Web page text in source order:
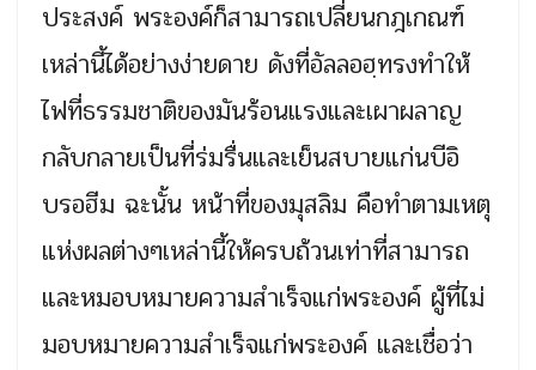
ประสงค์ พระองค์ก็สามารถเปลี่ยนกฎเกณฑ์
เหล่านี้ได้อย่างง่ายดาย ดังที่อัลลอฮฺทรงทำให้
ไฟที่ธรรมชาติของมันร้อนแรงและเผาผลาญ
กลับกลายเป็นที่ร่มรื่นและเย็นสบายแก่นบีอิ
บรอฮีม ฉะนั้น หน้าที่ของมุสลิม คือทำตามเหตุ
แห่งผลต่างๆเหล่านี้ให้ครบถ้วนเท่าที่สามารถ
และหมอบหมายความสำเร็จแก่พระองค์ ผู้ที่ไม่
มอบหมายความสำเร็จแก่พระองค์ และเชื่อว่า